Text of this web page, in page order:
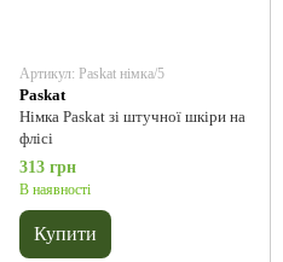
Артикул: Paskat німка/5
Paskat
Німка Paskat зі штучної шкіри на
флісі
313 грн
В наявності
Купити